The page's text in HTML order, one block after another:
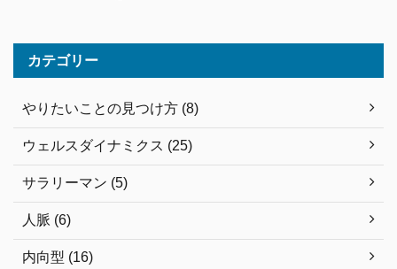
カテゴリー
やりたいことの見つけ方 (8)
ウェルスダイナミクス (25)
サラリーマン (5)
人脈 (6)
内向型 (16)